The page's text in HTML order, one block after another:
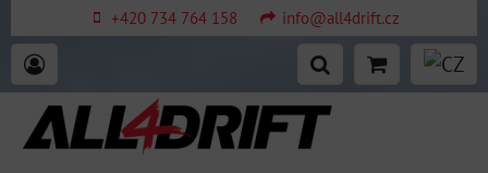
+420 734 764 158 info@all4drift.cz